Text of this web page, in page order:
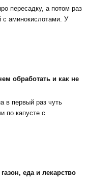
пересадку, а потом раз
аминокислотами. У
обработать и как не
в первый раз чуть
по капусте с
еда и лекарство